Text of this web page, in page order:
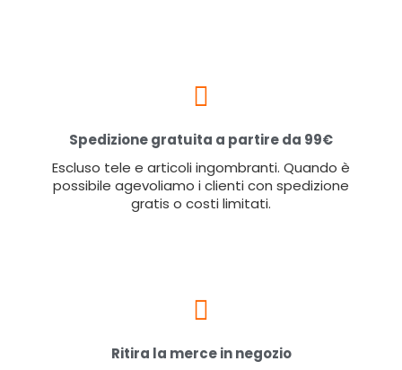
Spedizione gratuita a partire da 99€
Escluso tele e articoli ingombranti. Quando è
possibile agevoliamo i clienti con spedizione
gratis o costi limitati.
Ritira la merce in negozio